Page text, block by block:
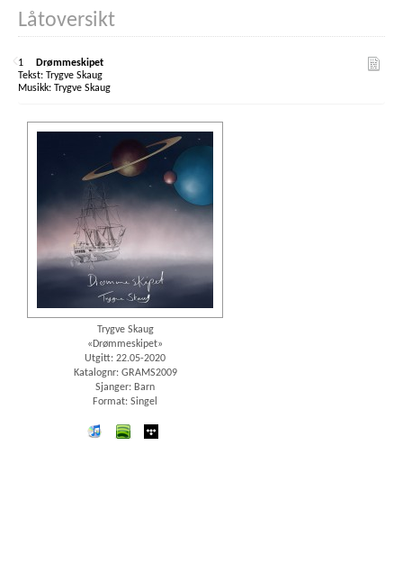
Låtoversikt
1
Drømmeskipet
Trygve Skaug
Trygve Skaug
Trygve Skaug
«Drømmeskipet»
Utgitt: 22.05-2020
Katalognr: GRAMS2009
Sjanger: Barn
Format: Singel
iTunes spotify